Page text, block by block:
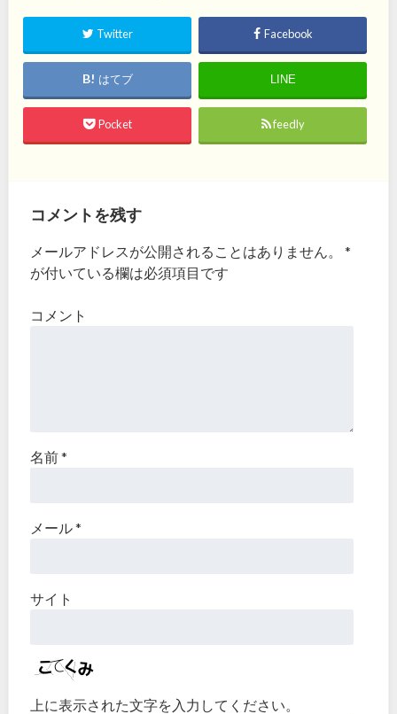
Twitter Facebook
はてブ LINE
Pocket feedly
コメントを残す
メールアドレスが公開されることはありません。
*
が付いている欄は必須項目です
コメント
名前*
メール*
サイト
上に表示された文字を入力してください。